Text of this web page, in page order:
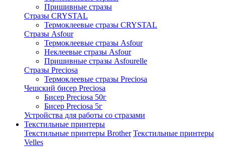
Пришивные стразы
Стразы CRYSTAL
Термоклеевые стразы CRYSTAL
Стразы Asfour
Термоклеевые стразы Asfour
Неклеевые стразы Asfour
Пришивные стразы Asfourelle
Стразы Preciosa
Термоклеевые стразы Preciosa
Чешский бисер Preciosa
Бисер Preciosa 50г
Бисер Preciosa 5г
Устройства для работы со стразами
Текстильные принтеры
Текстильные принтеры Brother Текстильные принтеры
Velles